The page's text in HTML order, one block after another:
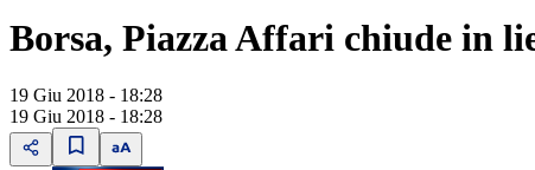
Borsa, Piazza Affari chiude in
19 Giu 2018 - 18:28
19 Giu 2018 - 18:28